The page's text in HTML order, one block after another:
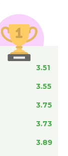
3.51
3.55
3.75
3.73
3.89